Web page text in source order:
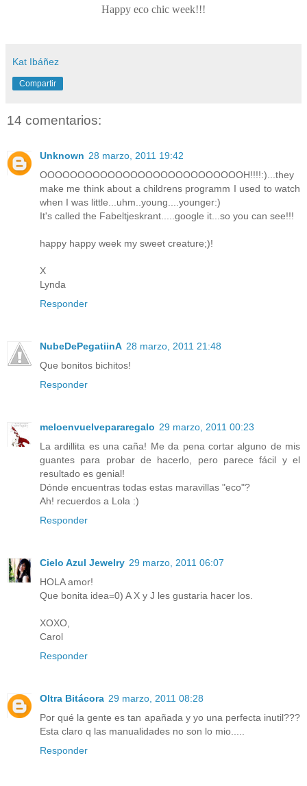
Happy eco chic week!!!
Kat Ibáñez
Compartir
14 comentarios:
Unknown 28 marzo, 2011 19:42
OOOOOOOOOOOOOOOOOOOOOOOOOOOH!!!!:)...they
make me think about a childrens programm I used to watch
when I was little...uhm..young....younger:)
It's called the Fabeltjeskrant.....google it...so you can see!!!
happy happy week my sweet creature;)!
X
Lynda
Responder
NubeDePegatiinA 28 marzo, 2011 21:48
Que bonitos bichitos!
Responder
meloenvuelvepararegalo 29 marzo, 2011 00:23
La ardillita es una caña! Me da pena cortar alguno de mis
guantes para probar de hacerlo, pero parece fácil y el
resultado es genial!
Dónde encuentras todas estas maravillas "eco"?
Ah! recuerdos a Lola :)
Responder
Cielo Azul Jewelry 29 marzo, 2011 06:07
HOLA amor!
Que bonita idea=0) A X y J les gustaria hacer los.
XOXO,
Carol
Responder
Oltra Bitácora 29 marzo, 2011 08:28
Por qué la gente es tan apañada y yo una perfecta inutil???
Esta claro q las manualidades no son lo mio.....
Responder